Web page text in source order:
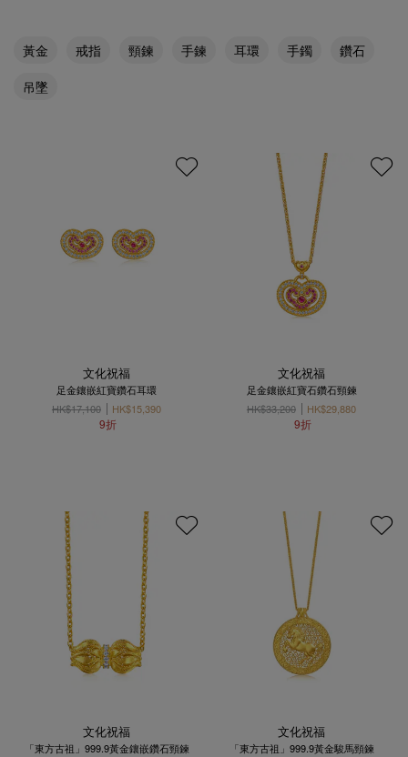
黃金 戒指 頸鍊 手鍊 耳環 手鐲
鑽石
吊墜
文化祝福
足金鑲嵌紅寶鑽石耳環
HK$17,100
HK$15,390
9折
文化祝福
足金鑲嵌紅寶石鑽石頸鍊
HK$33,200
HK$29,880
9折
文化祝福
「東方古祖」999.9黃金鑲嵌鑽石頸鍊
文化祝福
「東方古祖」999.9黃金駿馬頸鍊